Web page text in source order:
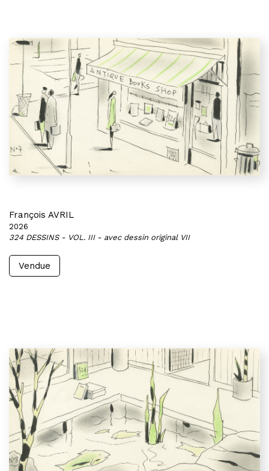
François AVRIL
2026
324 DESSINS - VOL. III - avec dessin original VII
Vendue